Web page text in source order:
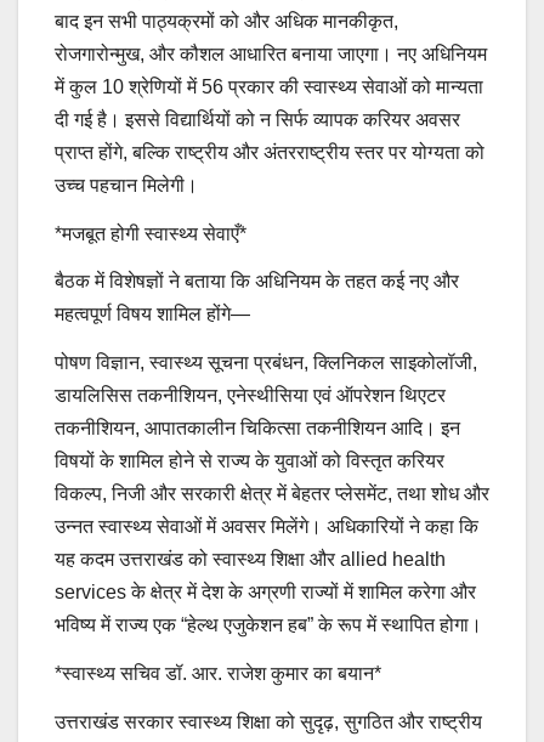
बाद इन सभी पाठ्यक्रमों को और अधिक मानकीकृत,
रोजगारोन्मुख, और कौशल आधारित बनाया जाएगा। नए अधिनियम
में कुल 10 श्रेणियों में 56 प्रकार की स्वास्थ्य सेवाओं को मान्यता
दी गई है। इससे विद्यार्थियों को न सिर्फ व्यापक करियर अवसर
प्राप्त होंगे, बल्कि राष्ट्रीय और अंतरराष्ट्रीय स्तर पर योग्यता को
उच्च पहचान मिलेगी।
*मजबूत होगी स्वास्थ्य सेवाएँ*
बैठक में विशेषज्ञों ने बताया कि अधिनियम के तहत कई नए और
महत्वपूर्ण विषय शामिल होंगे—
पोषण विज्ञान, स्वास्थ्य सूचना प्रबंधन, क्लिनिकल साइकोलॉजी,
डायलिसिस तकनीशियन, एनेस्थीसिया एवं ऑपरेशन थिएटर
तकनीशियन, आपातकालीन चिकित्सा तकनीशियन आदि। इन
विषयों के शामिल होने से राज्य के युवाओं को विस्तृत करियर
विकल्प, निजी और सरकारी क्षेत्र में बेहतर प्लेसमेंट, तथा शोध और
उन्नत स्वास्थ्य सेवाओं में अवसर मिलेंगे। अधिकारियों ने कहा कि
यह कदम उत्तराखंड को स्वास्थ्य शिक्षा और allied health
services के क्षेत्र में देश के अग्रणी राज्यों में शामिल करेगा और
भविष्य में राज्य एक “हेल्थ एजुकेशन हब” के रूप में स्थापित होगा।
*स्वास्थ्य सचिव डॉ. आर. राजेश कुमार का बयान*
उत्तराखंड सरकार स्वास्थ्य शिक्षा को सुदृढ़, सुगठित और राष्ट्रीय